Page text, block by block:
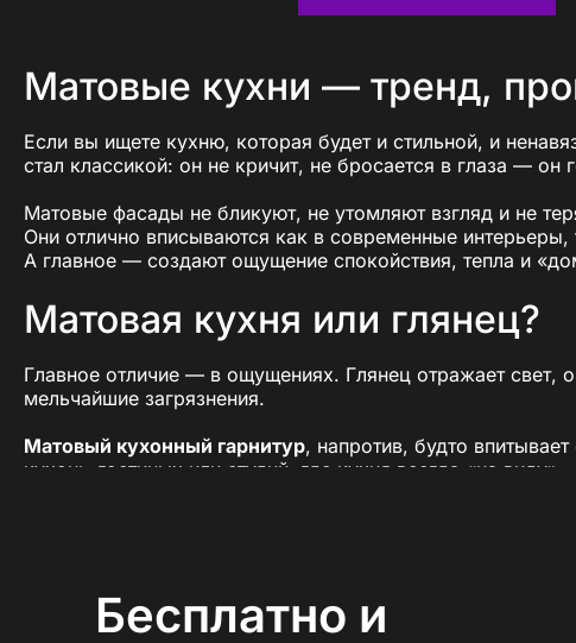
Матовые кухни — тренд,
Если вы ищете кухню, которая будет и стильной, и
стал классикой: он не кричит, не бросается в глаза — он
Матовые фасады не бликуют, не утомляют взгляд и не
Они отлично вписываются как в современные интерьеры,
А главное — создают ощущение спокойствия, тепла и
Матовая кухня или глянец?
Главное отличие — в ощущениях. Глянец отражает свет,
мельчайшие загрязнения.
Матовый кухонный гарнитур, напротив, будто
кухонь-гостиных или студий, где кухня всегда «на виду».
визуальная глубина — такие фасады выглядят
Бесплатно и